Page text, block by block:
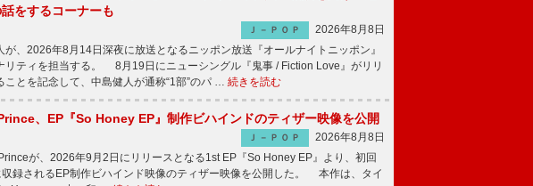
をするコーナーも
Ｊ－ＰＯＰ
2026年8月8日
、2026年8月14日深夜に放送となるニッポン放送『オールナイトニッポン』
リティを担当する。 8月19日にニューシングル『鬼事 / Fiction Love』がリリ
ことを記念して、中島健人が通称“1部”のパ … 続きを読む
、EP『So Honey EP』制作ビハインドのティザー映像を公開
Ｊ－ＰＯＰ
2026年8月8日
が、2026年9月2日にリリースとなる1st EP『So Honey EP』より、初回
収録されるEP制作ビハインド映像のティザー映像を公開した。 本作は、タイ